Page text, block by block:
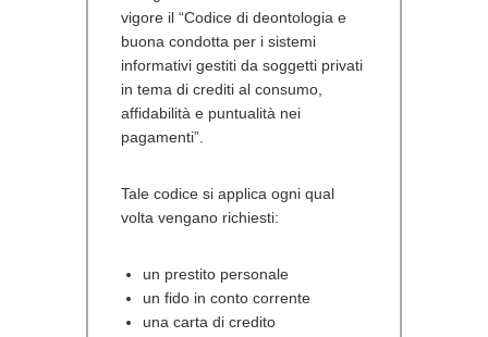
vigore il “Codice di deontologia e
buona condotta per i sistemi
informativi gestiti da soggetti privati
in tema di crediti al consumo,
affidabilità e puntualità nei
pagamenti”.
Tale codice si applica ogni qual
volta vengano richiesti:
un prestito personale
un fido in conto corrente
una carta di credito